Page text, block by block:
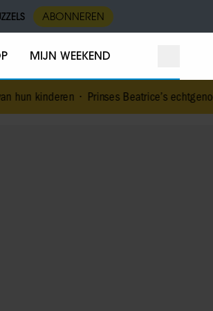
ABONNEREN
MIJN WEEKEND
Prinses Beatrice’s echtgenoot Edoardo